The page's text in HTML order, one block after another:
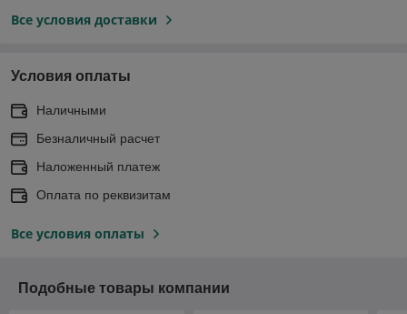
Все условия доставки
Условия оплаты
Наличными
Безналичный расчет
Наложенный платеж
Оплата по реквизитам
Все условия оплаты
Подобные товары компании